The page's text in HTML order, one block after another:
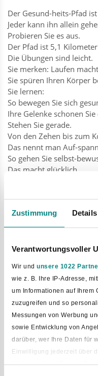
Zustimmung Details
Verantwortungsvoller
Wir und unsere 1022
wie z. B. Ihre IP-Adresse,
um Informationen auf Ihrem
zuzugreifen und so
Messungen von Werbung
sowie Entwicklung von
darüber, wer Ihre Daten für
Einwilligung jederzeit über
Klicken auf das Privacy
Der Gesund-heits-Pfad
Jeder kann ihn allein
Probieren Sie es aus.
Der Pfad ist 5,1
Die Übungen sind leicht.
Sie merken: Laufen
Sie spüren Ihren Körper
Sie lernen:
So bewegen Sie sich
Ihre Gelenke schonen Sie
Stehen Sie gerade.
Von den Zehen bis zum
Das nennt man Auf-
So gehen Sie selbst-
Das macht glücklich.